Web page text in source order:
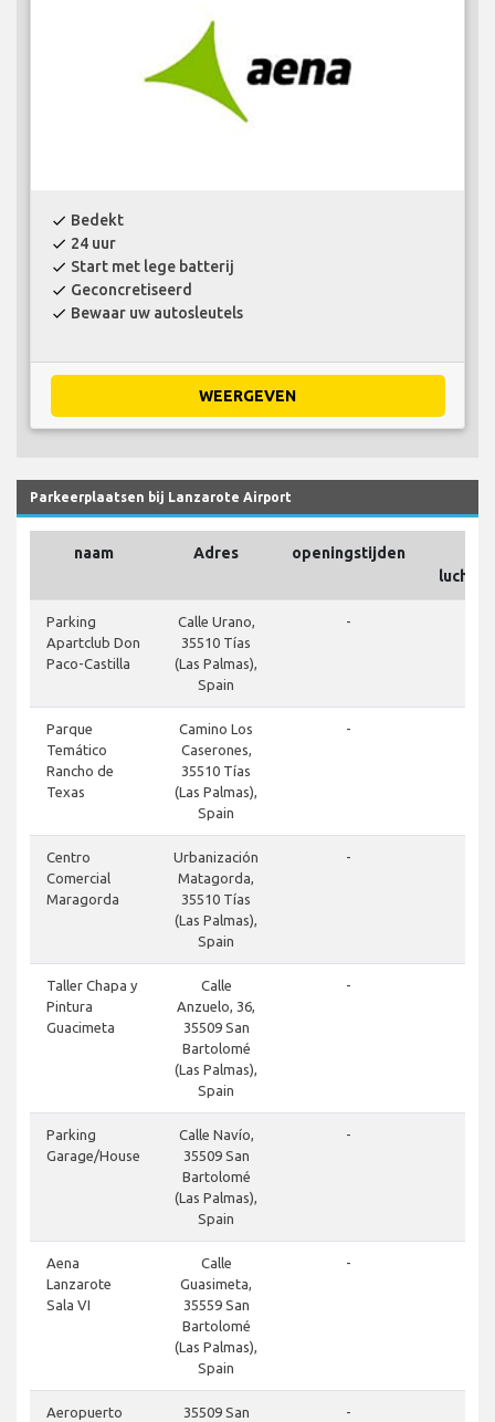
check Bedekt
check 24 uur
check Start met lege batterij
check Geconcretiseerd
check Bewaar uw autosleutels
WEERGEVEN
Parkeerplaatsen bij Lanzarote Airport
naam Adres openingstijden
Parking
Apartclub Don
Paco-Castilla
Calle Urano,
35510 Tías
(Las Palmas),
Spain
-
Parque
Temático
Rancho de
Texas
Camino Los
Caserones,
35510 Tías
(Las Palmas),
Spain
-
Centro
Comercial
Maragorda
Urbanización
Matagorda,
35510 Tías
(Las Palmas),
Spain
-
Taller Chapa y
Pintura
Guacimeta
Calle
Anzuelo, 36,
35509 San
Bartolomé
(Las Palmas),
Spain
-
Parking
Garage/House
Calle Navío,
35509 San
Bartolomé
(Las Palmas),
Spain
-
Aena
Lanzarote
Sala VI
Calle
Guasimeta,
35559 San
Bartolomé
(Las Palmas),
Spain
-
Aeropuerto 35509 San -